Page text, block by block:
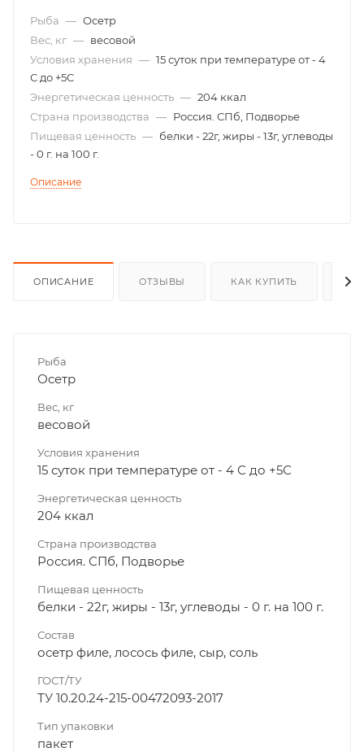
Рыба — Осетр
Вес, кг — весовой
Условия хранения — 15 суток при температуре от - 4
С до +5С
Энергетическая ценность — 204 ккал
Страна производства — Россия. СПб, Подворье
Пищевая ценность — белки - 22г, жиры - 13г, углеводы
- 0 г. на 100 г.
Описание
ОПИСАНИЕ ОТЗЫВЫ КАК КУПИТЬ
Рыба
Осетр
Вес, кг
весовой
Условия хранения
15 суток при температуре от - 4 С до +5С
Энергетическая ценность
204 ккал
Страна производства
Россия. СПб, Подворье
Пищевая ценность
белки - 22г, жиры - 13г, углеводы - 0 г. на 100 г.
Состав
осетр филе, лосось филе, сыр, соль
ГОСТ/ТУ
ТУ 10.20.24-215-00472093-2017
Тип упаковки
пакет